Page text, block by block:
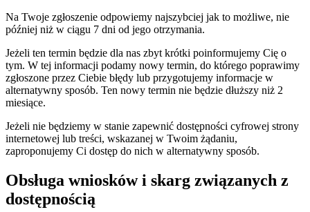
Na Twoje zgłoszenie odpowiemy najszybciej jak to możliwe, nie
później niż w ciągu 7 dni od jego otrzymania.
Jeżeli ten termin będzie dla nas zbyt krótki poinformujemy Cię o
tym. W tej informacji podamy nowy termin, do którego poprawimy
zgłoszone przez Ciebie błędy lub przygotujemy informacje w
alternatywny sposób. Ten nowy termin nie będzie dłuższy niż 2
miesiące.
Jeżeli nie będziemy w stanie zapewnić dostępności cyfrowej strony
internetowej lub treści, wskazanej w Twoim żądaniu,
zaproponujemy Ci dostęp do nich w alternatywny sposób.
Obsługa wniosków i skarg związanych z
dostępnością